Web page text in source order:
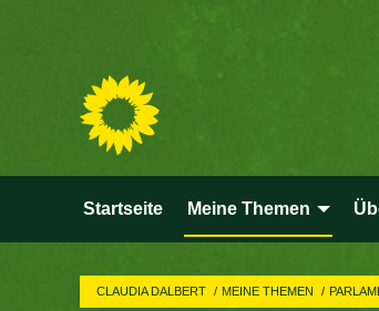
Startseite Meine Themen
CLAUDIA DALBERT MEINE THEMEN